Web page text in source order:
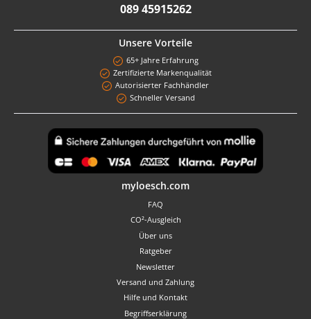
089 45915262
Unsere Vorteile
65+ Jahre Erfahrung
Zertifizierte Markenqualität
Autorisierter Fachhändler
Schneller Versand
myloesch.com
FAQ
CO²-Ausgleich
Über uns
Ratgeber
Newsletter
Versand und Zahlung
Hilfe und Kontakt
Begriffserklärung